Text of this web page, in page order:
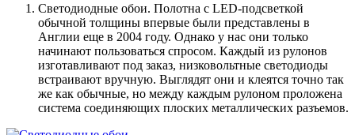
Светодиодные обои. Полотна с LED-подсветкой
обычной толщины впервые были представлены в
Англии еще в 2004 году. Однако у нас они только
начинают пользоваться спросом. Каждый из рулонов
изготавливают под заказ, низковольтные светодиоды
встраивают вручную. Выглядят они и клеятся точно так
же как обычные, но между каждым рулоном проложена
система соединяющих плоских металлических разъемов.